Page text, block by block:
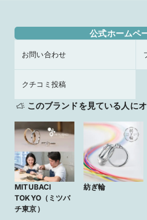
公式ホームペ
お問い合わせ
クチコミ投稿
このブランドを見ている人に
MITUBACI
TOKYO（ミツバ
チ東京）
紡ぎ輪